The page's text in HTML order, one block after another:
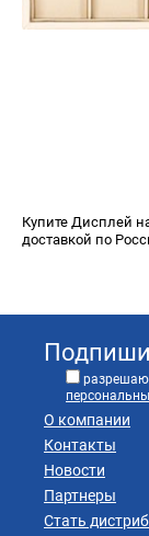
Купите Дисплей
доставкой по
разрешаю
О компании
Контакты
Новости
Партнеры
Стать